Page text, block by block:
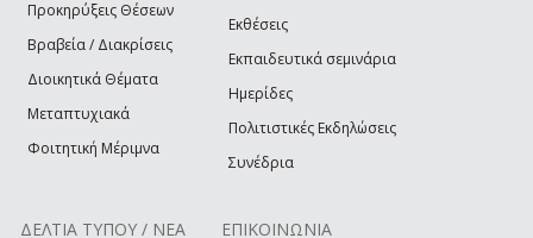
Προκηρύξεις Θέσεων
Βραβεία / Διακρίσεις
Διοικητικά Θέματα
Μεταπτυχιακά
Φοιτητική Μέριμνα
Εκθέσεις
Εκπαιδευτικά σεμινάρια
Ημερίδες
Πολιτιστικές Εκδηλώσεις
Συνέδρια
ΔΕΛΤΙΑ ΤΥΠΟΥ / ΝΕΑ ΕΠΙΚΟΙΝΩΝΙΑ